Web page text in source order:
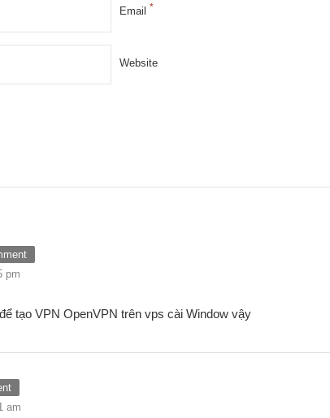
Email *
Website
pm
tạo VPN OpenVPN trên vps cài Window vậy
am